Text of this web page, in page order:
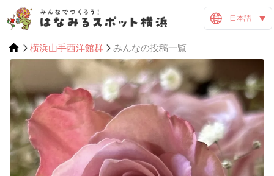
日本語
横浜山手西洋館群 みんなの投稿一覧